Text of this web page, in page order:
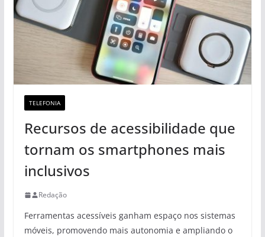
TELEFONIA
Recursos de acessibilidade que
tornam os smartphones mais
inclusivos
Redação
Ferramentas acessíveis ganham espaço nos sistemas
móveis, promovendo mais autonomia e ampliando o